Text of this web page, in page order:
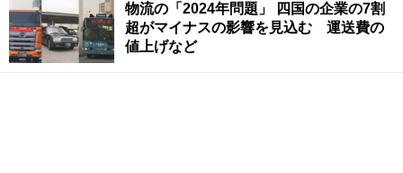
物流の「2024年問題」 四国の企業の7割
超がマイナスの影響を見込む 運送費の
値上げなど